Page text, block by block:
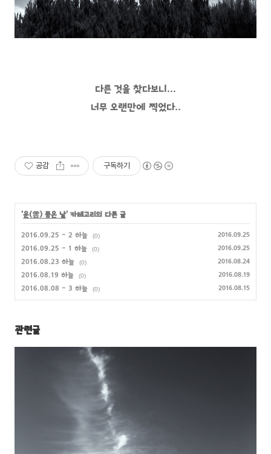
다른 것을 찾다보니...
너무 오랜만에 찍었다..
공감 구독하기
'운(雲) 좋은 날' 카테고리의 다른 글
2016.09.25 - 2 하늘 (0) 2016.09.25
2016.09.25 - 1 하늘 (0) 2016.09.25
2016.08.23 하늘 (0) 2016.08.24
2016.08.19 하늘 (0) 2016.08.19
2016.08.08 - 3 하늘 (0) 2016.08.15
관련글